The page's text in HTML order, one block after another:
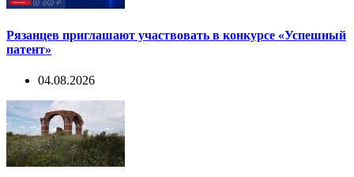
Рязанцев приглашают участвовать в конкурсе «Успешный
патент»
04.08.2026